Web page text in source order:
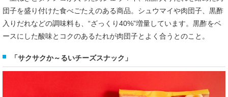
団子を盛り付けた食べごたえのある商品。シュウマイや肉団子、黒酢
入りだれなどの調味料も、“ざっくり40%”増量しています。黒酢をベ
ースにした酸味とコクのあるたれが肉団子とよく合うとのこと。
「サクサクか～るいチーズスナック」